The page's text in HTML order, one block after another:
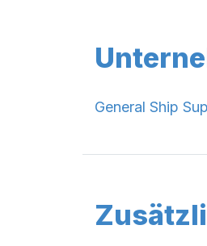
General Ship